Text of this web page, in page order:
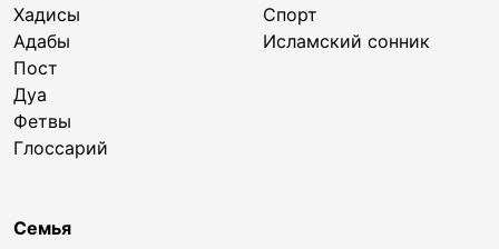
Хадисы
Адабы
Пост
Дуа
Фетвы
Глоссарий
Спорт
Исламский сонник
Семья